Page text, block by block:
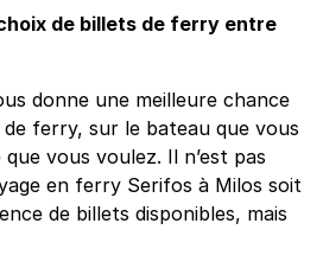
de billets de ferry entre
donne une meilleure chance
ferry, sur le bateau que vous
vous voulez. Il n’est pas
en ferry Serifos à Milos soit
de billets disponibles, mais